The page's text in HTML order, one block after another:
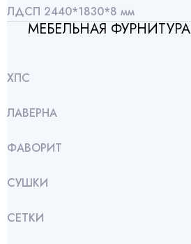
ЛДСП 2440*1830*8 мм
МЕБЕЛЬНАЯ ФУРНИТУРА
ХПС
ЛАВЕРНА
ФАВОРИТ
СУШКИ
СЕТКИ